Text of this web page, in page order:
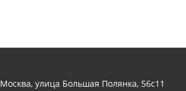
Москва, улица Большая Полянка, 56с11